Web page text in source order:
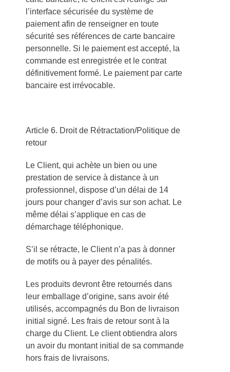
l’interface sécurisée du système de
paiement afin de renseigner en toute
sécurité ses références de carte bancaire
personnelle. Si le paiement est accepté, la
commande est enregistrée et le contrat
définitivement formé. Le paiement par carte
bancaire est irrévocable.
Article 6. Droit de Rétractation/Politique de
retour
Le Client, qui achète un bien ou une
prestation de service à distance à un
professionnel, dispose d’un délai de 14
jours pour changer d’avis sur son achat. Le
même délai s’applique en cas de
démarchage téléphonique.
S’il se rétracte, le Client n’a pas à donner
de motifs ou à payer des pénalités.
Les produits devront être retournés dans
leur emballage d’origine, sans avoir été
utilisés, accompagnés du Bon de livraison
initial signé. Les frais de retour sont à la
charge du Client. Le client obtiendra alors
un avoir du montant initial de sa commande
hors frais de livraisons.